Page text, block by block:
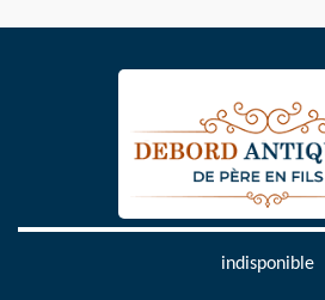
indisponible